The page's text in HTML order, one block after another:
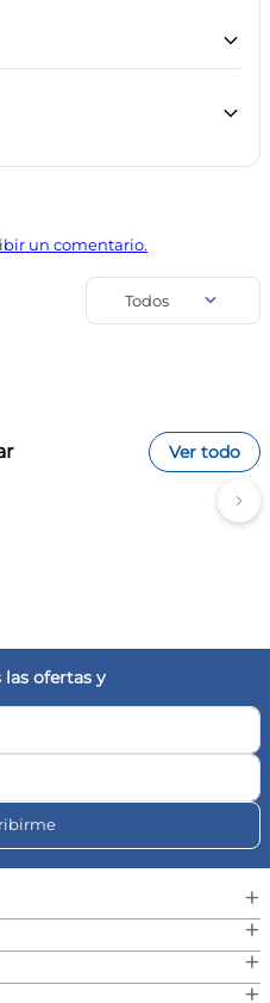
x 2 unidades
70942003247
un comentario.
Todos
Ver todo
las ofertas y
+
+
+
+